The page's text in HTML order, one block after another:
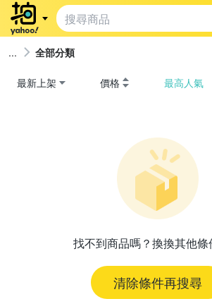
全部分類
最新上架 價格 最高人氣
找不到商品嗎？換換其他條
清除條件再搜尋